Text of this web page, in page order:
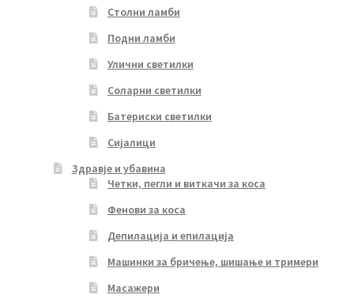
Столни ламби
Подни ламби
Улични светилки
Соларни светилки
Батериски светилки
Сијалици
Здравје и убавина
Четки, пегли и виткачи за коса
Фенови за коса
Депилација и епилација
Машинки за бричење, шишање и тримери
Масажери